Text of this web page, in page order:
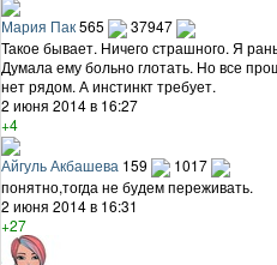
Мария Пак565
37947
Такое бывает. Ничего страшного. Я
Думала ему больно глотать. Но все
нет рядом. А инстинкт требует.
2 июня 2014 в 16:27
+4
Айгуль Акбашева 159
1017
понятно,тогда не будем переживать.
2 июня 2014 в 16:31
+27